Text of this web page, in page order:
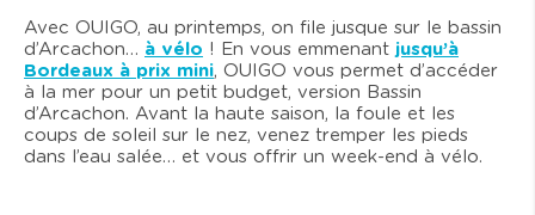
Avec OUIGO, au printemps, on file jusque sur le bassin
d’Arcachon… à vélo ! En vous emmenant jusqu’à
Bordeaux à prix mini, OUIGO vous permet d’accéder
à la mer pour un petit budget, version Bassin
d’Arcachon. Avant la haute saison, la foule et les
coups de soleil sur le nez, venez tremper les pieds
dans l’eau salée… et vous offrir un week-end à vélo.